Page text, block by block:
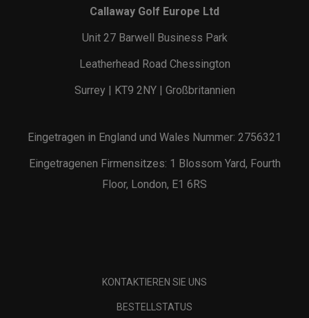
Callaway Golf Europe Ltd
Unit 27 Barwell Business Park
Leatherhead Road Chessington
Surrey | KT9 2NY | Großbritannien
Eingetragen in England und Wales Nummer: 2756321
Eingetragenen Firmensitzes: 1 Blossom Yard, Fourth
Floor, London, E1 6RS
KONTAKTIEREN SIE UNS
BESTELLSTATUS